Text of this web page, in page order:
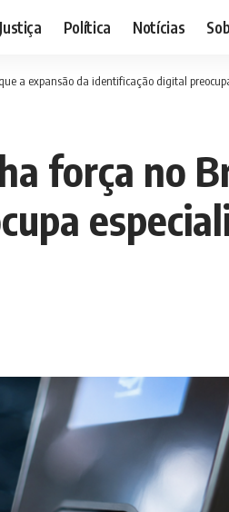
Justiça Política Notícias
a expansão da identificação digital
força no